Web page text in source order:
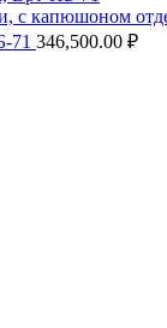
с капюшоном
71 346,500.00 ₽